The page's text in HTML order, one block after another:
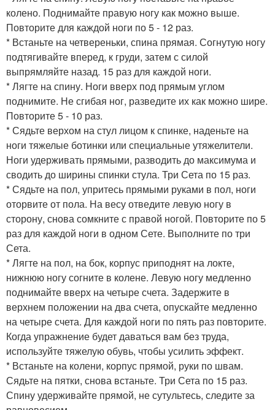
колено. Поднимайте правую ногу как можно выше.
Повторите для каждой ноги по 5 - 12 раз.
* Встаньте на четвереньки, спина прямая. Согнутую ногу
подтягивайте вперед, к груди, затем с силой
выпрямляйте назад. 15 раз для каждой ноги.
* Лягте на спину. Ноги вверх под прямым углом
поднимите. Не сгибая ног, разведите их как можно шире.
Повторите 5 - 10 раз.
* Сядьте верхом на стул лицом к спинке, наденьте на
ноги тяжелые ботинки или специальные утяжелители.
Ноги удерживать прямыми, разводить до максимума и
сводить до ширины спинки стула. Три Сета по 15 раз.
* Сядьте на пол, упритесь прямыми руками в пол, ноги
оторвите от пола. На весу отведите левую ногу в
сторону, снова сомкните с правой ногой. Повторите по 5
раз для каждой ноги в одном Сете. Выполните по три
Сета.
* Лягте на пол, на бок, корпус приподнят на локте,
нижнюю ногу согните в колене. Левую ногу медленно
поднимайте вверх на четыре счета. Задержите в
верхнем положении на два счета, опускайте медленно
на четыре счета. Для каждой ноги по пять раз повторите.
Когда упражнение будет даваться вам без труда,
используйте тяжелую обувь, чтобы усилить эффект.
* Встаньте на колени, корпус прямой, руки по швам.
Сядьте на пятки, снова встаньте. Три Сета по 15 раз.
Спину удерживайте прямой, не сутультесь, следите за